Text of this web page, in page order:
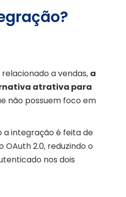
a vendas, a
atrativa para
não possuem foco em
a integração é feita de
2.0, reduzindo o
nos dois